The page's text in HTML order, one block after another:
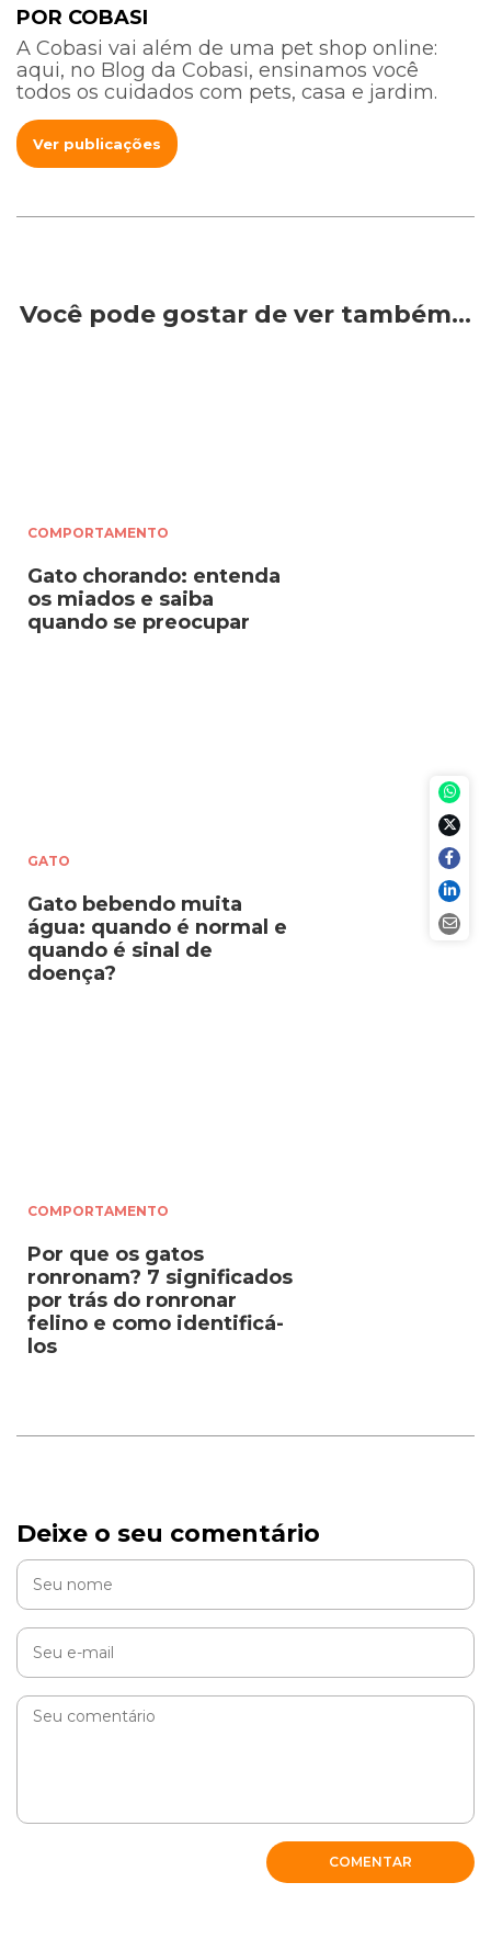
POR COBASI
A Cobasi vai além de uma pet shop online:
aqui, no Blog da Cobasi, ensinamos você
todos os cuidados com pets, casa e jardim.
Ver publicações
Você pode gostar de ver também…
COMPORTAMENTO
Gato chorando: entenda
os miados e saiba
quando se preocupar
GATO
Gato bebendo muita
água: quando é normal e
quando é sinal de
doença?
COMPORTAMENTO
Por que os gatos
ronronam? 7 significados
por trás do ronronar
felino e como identificá-
los
Deixe o seu comentário
COMENTAR